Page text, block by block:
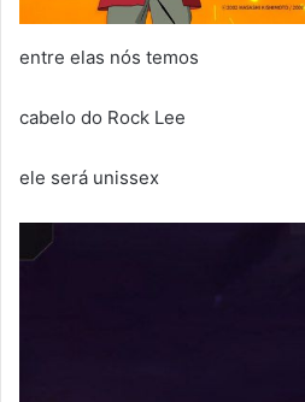
entre elas nós temos
cabelo do Rock Lee
ele será unissex